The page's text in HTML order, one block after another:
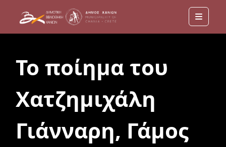
Menu
Το ποίημα του
Χατζημιχάλη
Γιάνναρη, Γάμος